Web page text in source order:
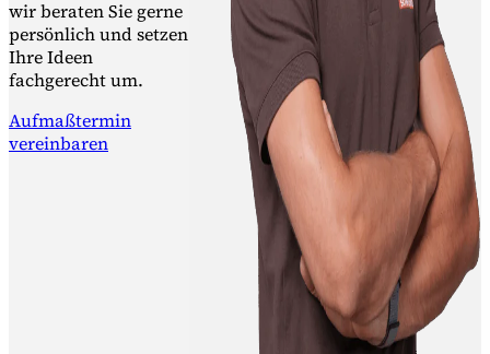
wir beraten Sie gerne
persönlich und setzen
Ihre Ideen
fachgerecht um.
Aufmaßtermin
vereinbaren